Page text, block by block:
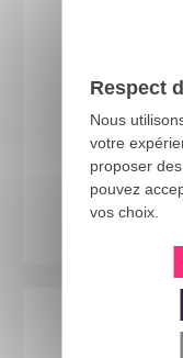
Respect
Nous
votre
proposer
pouvez
vos choix.